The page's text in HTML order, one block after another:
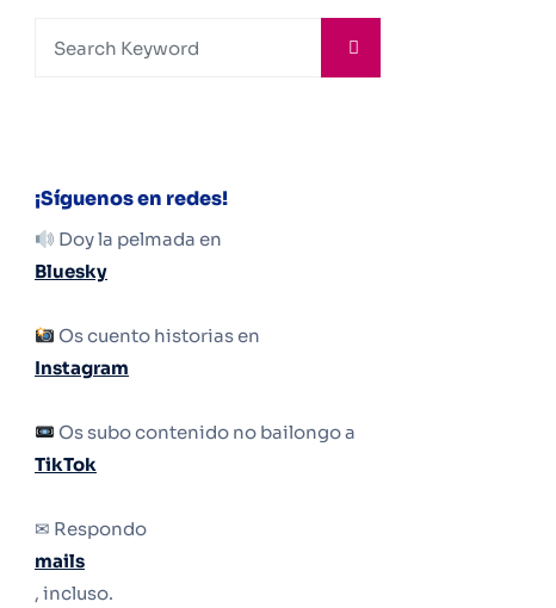
¡Síguenos en redes!
Doy la pelmada en
Bluesky
Os cuento historias en
Instagram
Os subo contenido no bailongo a
TikTok
✉ Respondo
mails
, incluso.